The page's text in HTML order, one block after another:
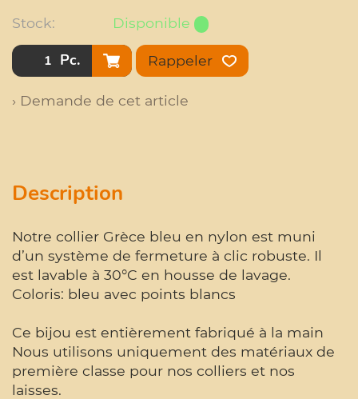
Stock: Disponible
Pc. Rappeler
› Demande de cet article
Description
Notre collier Grèce bleu en nylon est muni
d’un système de fermeture à clic robuste. Il
est lavable à 30°C en housse de lavage.
Coloris: bleu avec points blancs
Ce bijou est entièrement fabriqué à la main
Nous utilisons uniquement des matériaux de
première classe pour nos colliers et nos
laisses.